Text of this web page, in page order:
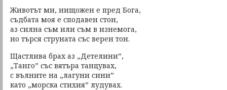
Животът ми, нищожен е пред Бога,
съдбата моя е сподавен стон,
аз силна съм или съм в изнемога,
но търся струната със верен тон.
Щастлива брах аз „Детелини”,
„Танго” със вятъра танцувах,
с вълните на „лагуни сини”
като „морска стихия” лудувах.